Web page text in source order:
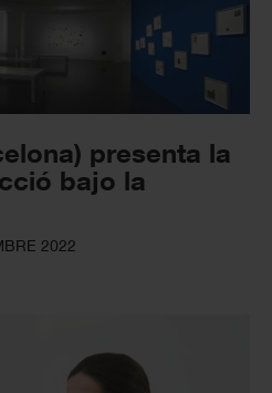
presenta la
bajo la
2022